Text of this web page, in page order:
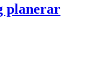
planerar